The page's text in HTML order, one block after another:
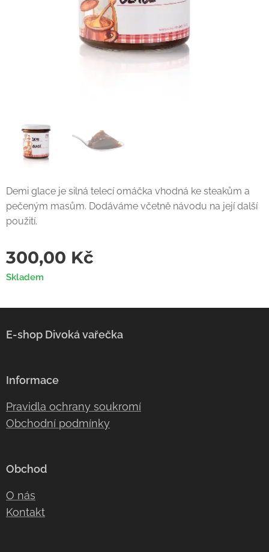
Demi glace je silná telecí omáčka vhodná ke steakům a
pečeným masům. Dodáváme včetně návodu na její další
použití.
300,00 Kč
Skladem
E-shop Divoká vařečka
Informace
Pravidla ochrany soukromí
Obchodní podmínky
Obchod
O nás
Kontakt